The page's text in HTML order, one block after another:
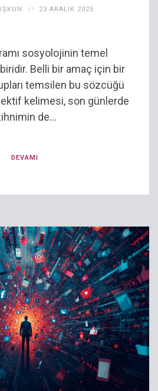
23 ARALIK 2025
sosyolojinin temel
Belli bir amaç için bir
temsilen bu sözcüğü
kelimesi, son günlerde
de...
DEVAMI